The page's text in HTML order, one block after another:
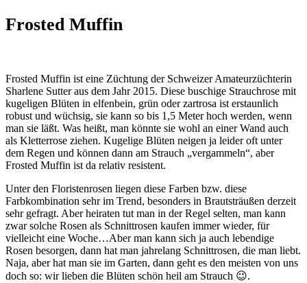
Frosted Muffin
Frosted Muffin ist eine Züchtung der Schweizer Amateurzüchterin
Sharlene Sutter aus dem Jahr 2015. Diese buschige Strauchrose mit
kugeligen Blüten in elfenbein, grün oder zartrosa ist erstaunlich
robust und wüchsig, sie kann so bis 1,5 Meter hoch werden, wenn
man sie läßt. Was heißt, man könnte sie wohl an einer Wand auch
als Kletterrose ziehen. Kugelige Blüten neigen ja leider oft unter
dem Regen und können dann am Strauch „vergammeln“, aber
Frosted Muffin ist da relativ resistent.
Unter den Floristenrosen liegen diese Farben bzw. diese
Farbkombination sehr im Trend, besonders in Brautsträußen derzeit
sehr gefragt. Aber heiraten tut man in der Regel selten, man kann
zwar solche Rosen als Schnittrosen kaufen immer wieder, für
vielleicht eine Woche…Aber man kann sich ja auch lebendige
Rosen besorgen, dann hat man jahrelang Schnittrosen, die man liebt.
Naja, aber hat man sie im Garten, dann geht es den meisten von uns
doch so: wir lieben die Blüten schön heil am Strauch 😉.